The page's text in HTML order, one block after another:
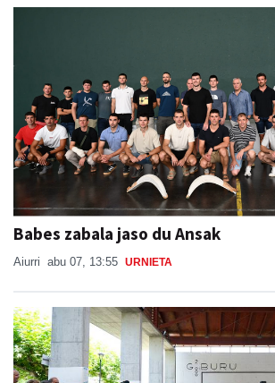
Babes zabala jaso du Ansak
Aiurri abu 07, 13:55 URNIETA